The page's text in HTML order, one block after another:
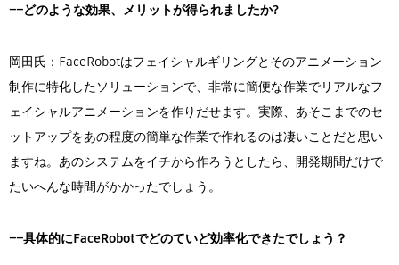
――どのような効果、メリットが得られましたか?
岡田氏：FaceRobotはフェイシャルギリングとそのアニメーション
制作に特化したソリューションで、非常に簡便な作業でリアルなフ
ェイシャルアニメーションを作りだせます。実際、あそこまでのセ
ットアップをあの程度の簡単な作業で作れるのは凄いことだと思い
ますね。あのシステムをイチから作ろうとしたら、開発期間だけで
たいへんな時間がかかったでしょう。
――具体的にFaceRobotでどのていど効率化できたでしょう？